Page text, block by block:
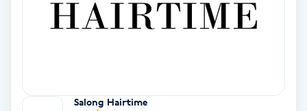
Klippning & Slingor
KoppningsmassageSalong Hairtime